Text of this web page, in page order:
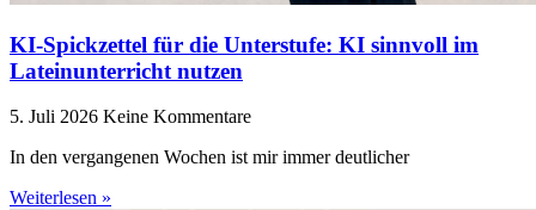
KI-Spickzettel für die Unterstufe: KI sinnvoll im
Lateinunterricht nutzen
5. Juli 2026 Keine Kommentare
In den vergangenen Wochen ist mir immer deutlicher
Weiterlesen »